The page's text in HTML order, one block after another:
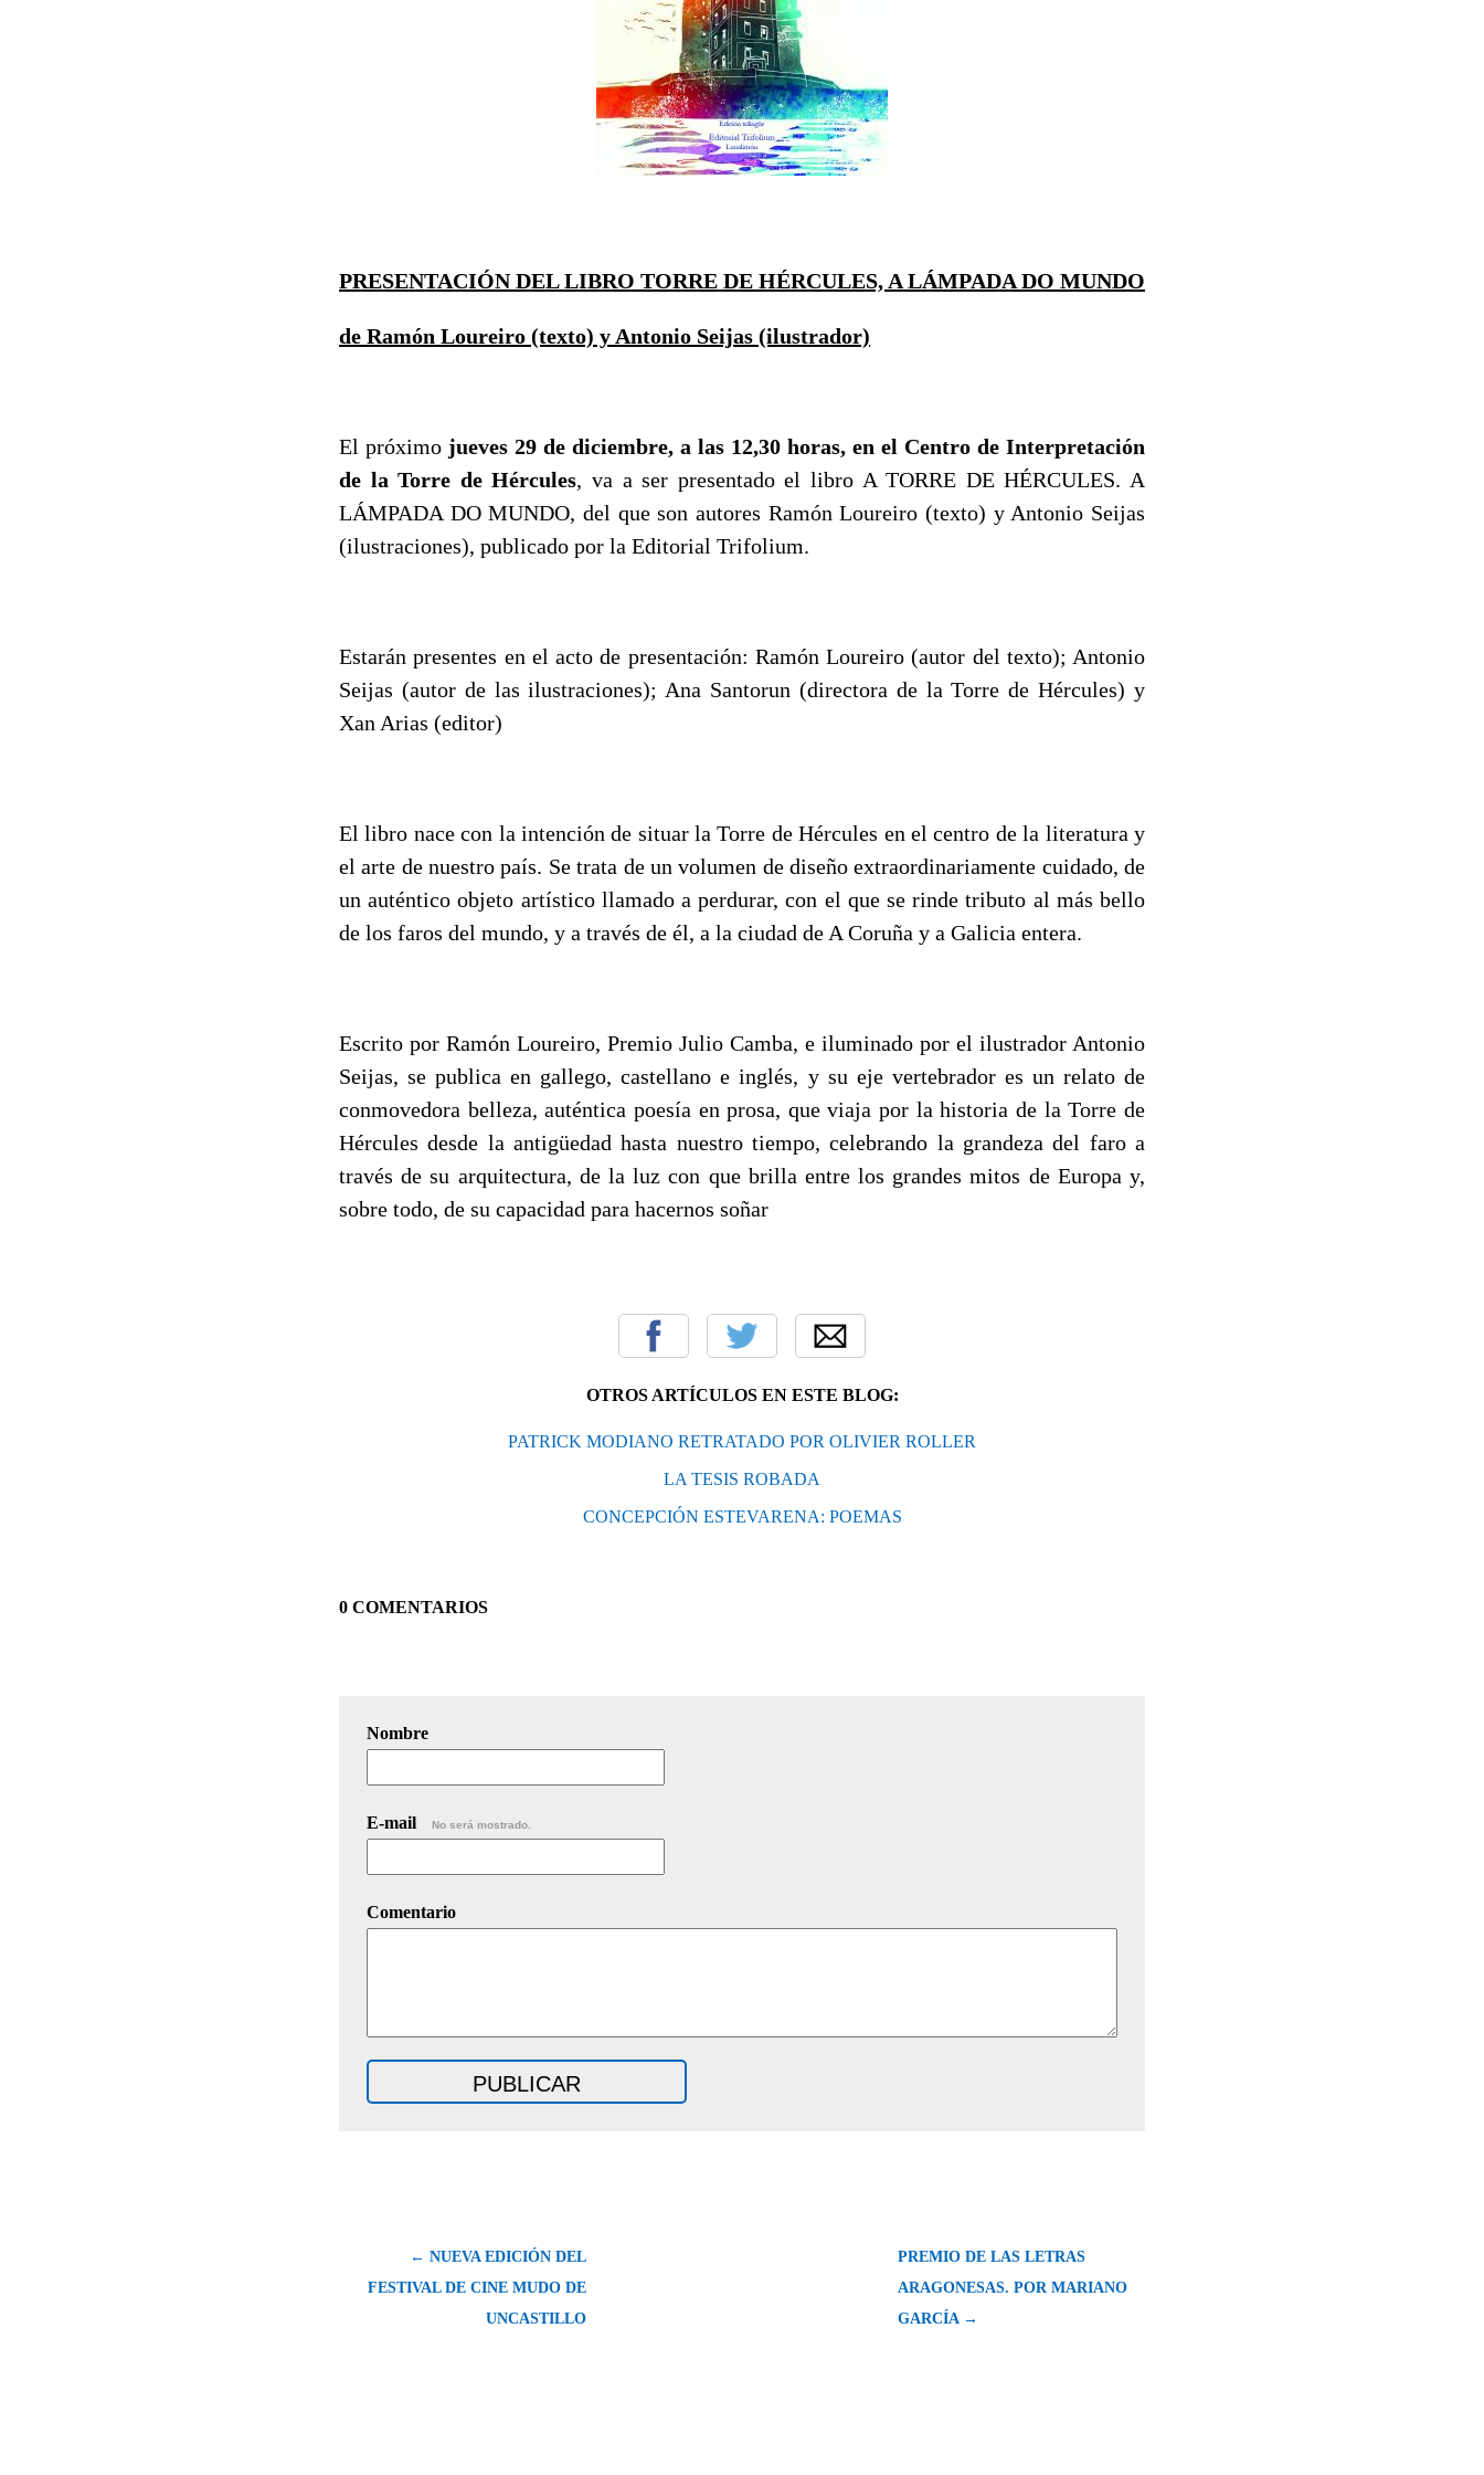
PRESENTACIÓN DEL LIBRO TORRE DE HÉRCULES, A LÁMPADA DO MUNDO
de Ramón Loureiro (texto) y Antonio Seijas (ilustrador)
El próximo jueves 29 de diciembre, a las 12,30 horas, en el Centro de Interpretación
de la Torre de Hércules, va a ser presentado el libro A TORRE DE HÉRCULES. A
LÁMPADA DO MUNDO, del que son autores Ramón Loureiro (texto) y Antonio Seijas
(ilustraciones), publicado por la Editorial Trifolium.
Estarán presentes en el acto de presentación: Ramón Loureiro (autor del texto); Antonio
Seijas (autor de las ilustraciones); Ana Santorun (directora de la Torre de Hércules) y
Xan Arias (editor)
El libro nace con la intención de situar la Torre de Hércules en el centro de la literatura y
el arte de nuestro país. Se trata de un volumen de diseño extraordinariamente cuidado, de
un auténtico objeto artístico llamado a perdurar, con el que se rinde tributo al más bello
de los faros del mundo, y a través de él, a la ciudad de A Coruña y a Galicia entera.
Escrito por Ramón Loureiro, Premio Julio Camba, e iluminado por el ilustrador Antonio
Seijas, se publica en gallego, castellano e inglés, y su eje vertebrador es un relato de
conmovedora belleza, auténtica poesía en prosa, que viaja por la historia de la Torre de
Hércules desde la antigüedad hasta nuestro tiempo, celebrando la grandeza del faro a
través de su arquitectura, de la luz con que brilla entre los grandes mitos de Europa y,
sobre todo, de su capacidad para hacernos soñar
OTROS ARTÍCULOS EN ESTE BLOG:
PATRICK MODIANO RETRATADO POR OLIVIER ROLLER
LA TESIS ROBADA
CONCEPCIÓN ESTEVARENA: POEMAS
0 COMENTARIOS
Nombre
E-mail No será mostrado.
Comentario
← NUEVA EDICIÓN DEL
FESTIVAL DE CINE MUDO DE
UNCASTILLO
PREMIO DE LAS LETRAS
ARAGONESAS. POR MARIANO
GARCÍA →